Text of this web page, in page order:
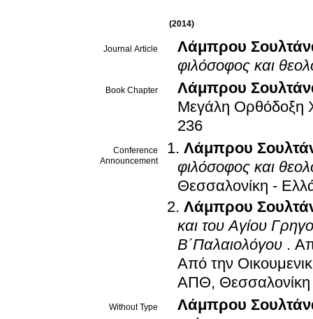
(2014)
Journal Article
Λάμπρου
φιλόσοφος και
Book Chapter
Λάμπρου
Μεγάλη Ορθόδοξη
236
Conference
Announcement
Λάμπρου
φιλόσοφος και
Θεσσαλονίκη -
Λάμπρου
και του Αγίου
Β΄Παλαιολόγου .
Από την
ΑΠΘ,
Without Type
Λάμπρου